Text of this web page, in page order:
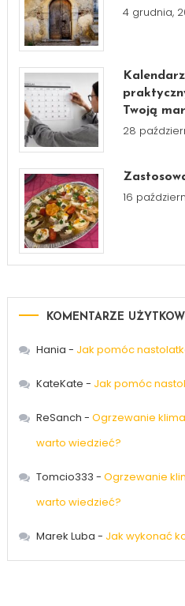
4 grudnia,
Twoją
28
16
KOMENTARZE
Hania - Jak pomóc
KateKate - Jak pomóc
ReSanch - Ogrzewanie
warto wiedzieć?
Tomcio333 - Ogrzewanie
warto wiedzieć?
Marek Luba - Jak wykonać